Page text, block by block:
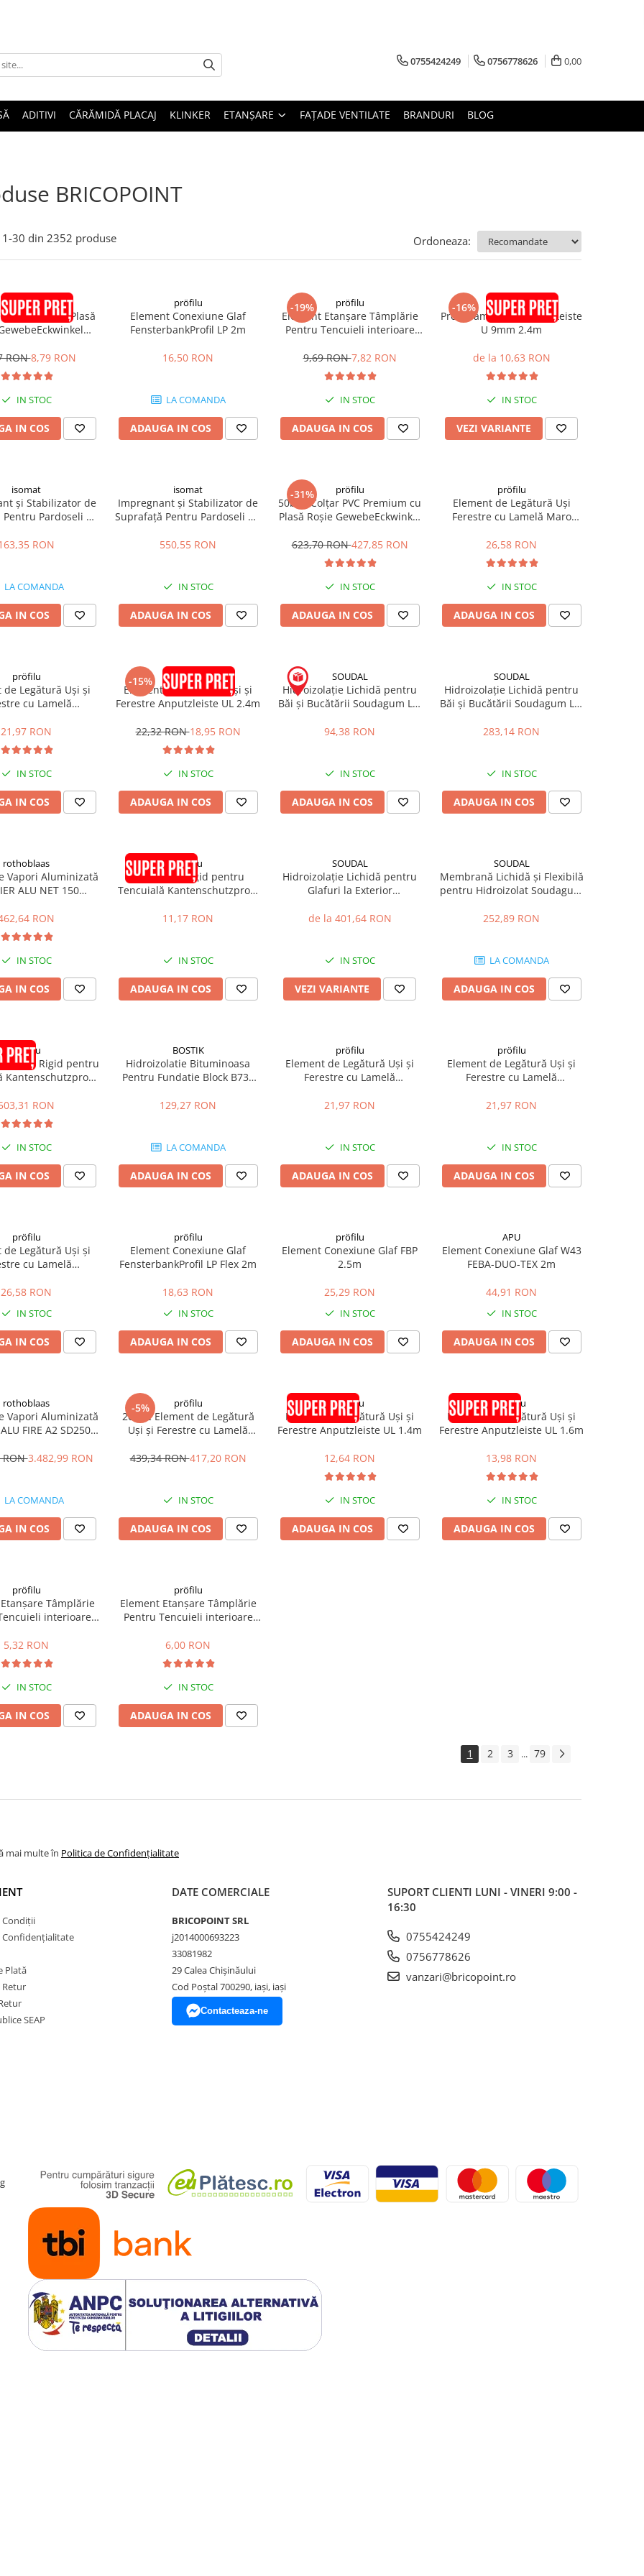
0755424249 0756778626 0,00
ADITIVI CĂRĂMIDĂ PLACAJ KLINKER ETANȘARE FAȚADE VENTILATE BRANDURI BLOG
BRICOPOINT
1-30 din 2352 produse Ordoneaza:
pröfilu
Premium cu Plasă
RON8,79 RON
IN STOC
IN COS
pröfilu
Element Conexiune Glaf
FensterbankProfil LP 2m
16,50 RON
LA COMANDA
ADAUGA IN COS
-19% pröfilu
Element Etanșare Tâmplărie
Pentru Tencuieli interioare
9,69 RON7,82 RON
IN STOC
ADAUGA IN COS
-16% pröfilu
Profil Tâmplărie AnputzLeiste
U 9mm 2.4m
de la 10,63 RON
IN STOC
VEZI VARIANTE
isomat
și Stabilizator de
Pardoseli BI-
RON
LA COMANDA
IN COS
isomat
Impregnant și Stabilizator de
Suprafață Pentru Pardoseli BI-
550,55 RON
IN STOC
ADAUGA IN COS
-31% pröfilu
50buc Colțar PVC Premium cu
Plasă Roșie GewebeEckwinkel
623,70 RON427,85 RON
IN STOC
ADAUGA IN COS
pröfilu
Element de Legătură Uși
Ferestre cu Lamelă Maro
26,58 RON
IN STOC
ADAUGA IN COS
pröfilu
de Legătură Uși și
cu Lamelă
6mm 2.4m
21,97 RON
IN STOC
IN COS
-15% pröfilu
Element de Legătură Uși și
Ferestre Anputzleiste UL 2.4m
22,32 RON18,95 RON
IN STOC
ADAUGA IN COS
SOUDAL
Hidroizolație Lichidă pentru
Băi și Bucătării Soudagum LM
94,38 RON
IN STOC
ADAUGA IN COS
SOUDAL
Hidroizolație Lichidă pentru
Băi și Bucătării Soudagum LM
283,14 RON
IN STOC
ADAUGA IN COS
rothoblaas
Vapori Aluminizată
ALU NET 150
RON
IN STOC
IN COS
pröfilu
Colțar PVC Rigid pentru
Tencuială Kantenschutzprofil
11,17 RON
IN STOC
ADAUGA IN COS
SOUDAL
Hidroizolație Lichidă pentru
Glafuri la Exterior
de la 401,64 RON
IN STOC
VEZI VARIANTE
SOUDAL
Membrană Lichidă și Flexibilă
pentru Hidroizolat Soudagum
252,89 RON
LA COMANDA
ADAUGA IN COS
pröfilu
PVC Rigid pentru
Kantenschutzprofil
RON
IN STOC
IN COS
BOSTIK
Hidroizolatie Bituminoasa
Pentru Fundatie Block B731
129,27 RON
LA COMANDA
ADAUGA IN COS
pröfilu
Element de Legătură Uși și
Ferestre cu Lamelă
6mm 2.4m
21,97 RON
IN STOC
ADAUGA IN COS
pröfilu
Element de Legătură Uși și
Ferestre cu Lamelă
7047 6mm 2.4m
21,97 RON
IN STOC
ADAUGA IN COS
pröfilu
de Legătură Uși și
cu Lamelă
6mm 2.4m
26,58 RON
IN STOC
IN COS
pröfilu
Element Conexiune Glaf
FensterbankProfil LP Flex 2m
18,63 RON
IN STOC
ADAUGA IN COS
pröfilu
Element Conexiune Glaf FBP
2.5m
25,29 RON
IN STOC
ADAUGA IN COS
APU
Element Conexiune Glaf W43
FEBA-DUO-TEX 2m
44,91 RON
IN STOC
ADAUGA IN COS
rothoblaas
Vapori Aluminizată
FIRE A2 SD2500
RON3.482,99 RON
LA COMANDA
IN COS
-5% pröfilu
20buc Element de Legătură
Uși și Ferestre cu Lamelă
7016 6mm 2.4m
439,34 RON417,20 RON
IN STOC
ADAUGA IN COS
pröfilu
Element de Legătură Uși și
Ferestre Anputzleiste UL 1.4m
12,64 RON
IN STOC
ADAUGA IN COS
pröfilu
Element de Legătură Uși și
Ferestre Anputzleiste UL 1.6m
13,98 RON
IN STOC
ADAUGA IN COS
pröfilu
Tâmplărie
interioare
5,32 RON
IN STOC
IN COS
pröfilu
Element Etanșare Tâmplărie
Pentru Tencuieli interioare
6,00 RON
IN STOC
ADAUGA IN COS
1 2 3 ... 79
mai multe în Politica de Confidențialitate
Condiții
Confidențialitate
Plată
Retur
SEAP
DATE COMERCIALE
BRICOPOINT SRL
j2014000693223
33081982
29 Calea Chișinăului
Cod Poștal 700290, iași, iași
Contacteaza-ne
SUPORT CLIENTI LUNI - VINERI 9:00 -
16:30
0755424249
0756778626
vanzari@bricopoint.ro